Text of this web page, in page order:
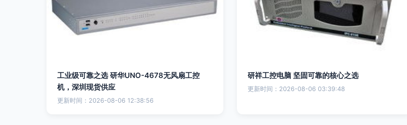
工业级可靠之选 研华UNO-4678无风扇工控
机，深圳现货供应
更新时间：2026-08-06 12:38:56
研祥工控电脑 坚固可靠的核心之选
更新时间：2026-08-06 03:39:48